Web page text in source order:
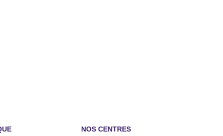
NOS CENTRES